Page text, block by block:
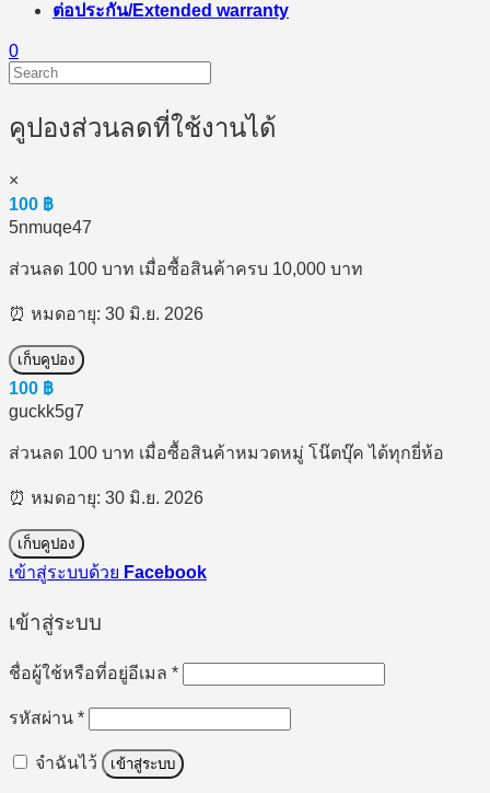
ต่อประกัน/Extended warranty
0
คูปองส่วนลดที่ใช้งานได้
×
100 ฿
5nmuqe47
ส่วนลด 100 บาท เมื่อซื้อสินค้าครบ 10,000 บาท
⏰ หมดอายุ: 30 มิ.ย. 2026
เก็บคูปอง
100 ฿
guckk5g7
ส่วนลด 100 บาท เมื่อซื้อสินค้าหมวดหมู่ โน๊ตบุ๊ค ได้ทุกยี่ห้อ
⏰ หมดอายุ: 30 มิ.ย. 2026
เก็บคูปอง
เข้าสู่ระบบด้วย Facebook
เข้าสู่ระบบ
ชื่อผู้ใช้หรือที่อยู่อีเมล *ต้องการ
รหัสผ่าน *ต้องการ
จำฉันไว้ เข้าสู่ระบบ